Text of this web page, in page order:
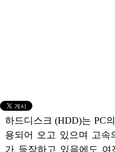
하드디스크 (HDD)는 PC
용되어 오고 있으며 고속
가 등장하고 있음에도 여